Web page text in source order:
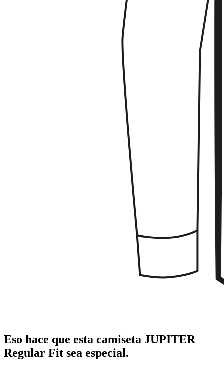
Eso hace que esta camiseta JUPITER
Regular Fit sea especial.